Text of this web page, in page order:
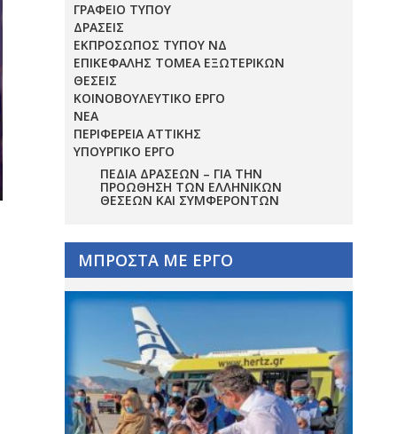
ΓΡΑΦΕΙΟ ΤΥΠΟΥ
ΔΡΑΣΕΙΣ
ΕΚΠΡΟΣΩΠΟΣ ΤΥΠΟΥ ΝΔ
ΕΠΙΚΕΦΑΛΗΣ ΤΟΜΕΑ ΕΞΩΤΕΡΙΚΩΝ
ΘΕΣΕΙΣ
ΚΟΙΝΟΒΟΥΛΕΥΤΙΚΟ ΕΡΓΟ
ΝΕΑ
ΠΕΡΙΦΕΡΕΙΑ ΑΤΤΙΚΗΣ
ΥΠΟΥΡΓΙΚΟ ΕΡΓΟ
ΠΕΔΊΑ ΔΡΆΣΕΩΝ – ΓΙΑ ΤΗΝ
ΠΡΟΏΘΗΣΗ ΤΩΝ ΕΛΛΗΝΙΚΏΝ
ΘΈΣΕΩΝ ΚΑΙ ΣΥΜΦΕΡΌΝΤΩΝ
ΜΠΡΟΣΤΑ ΜΕ ΕΡΓΟ